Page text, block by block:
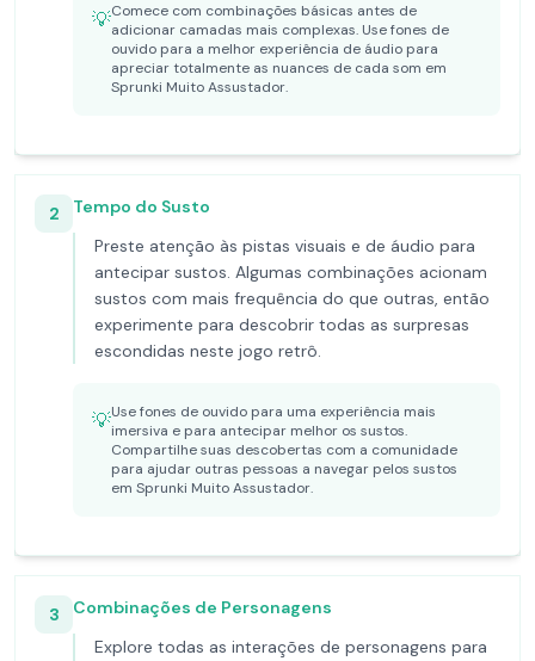
💡Comece com combinações básicas antes de
adicionar camadas mais complexas. Use fones de
ouvido para a melhor experiência de áudio para
apreciar totalmente as nuances de cada som em
Sprunki Muito Assustador.
2
Tempo do Susto
Preste atenção às pistas visuais e de áudio para
antecipar sustos. Algumas combinações acionam
sustos com mais frequência do que outras, então
experimente para descobrir todas as surpresas
escondidas neste jogo retrô.
💡Use fones de ouvido para uma experiência mais
imersiva e para antecipar melhor os sustos.
Compartilhe suas descobertas com a comunidade
para ajudar outras pessoas a navegar pelos sustos
em Sprunki Muito Assustador.
3
Combinações de Personagens
Explore todas as interações de personagens para